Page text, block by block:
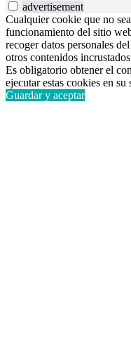
advertisement
Cualquier cookie que no
funcionamiento del sitio
recoger datos personales
otros contenidos
Es obligatorio obtener el
ejecutar estas cookies en su
Guardar y aceptar